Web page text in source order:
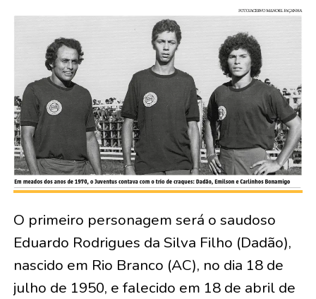
O primeiro personagem será o saudoso
Eduardo Rodrigues da Silva Filho (Dadão),
nascido em Rio Branco (AC), no dia 18 de
julho de 1950, e falecido em 18 de abril de